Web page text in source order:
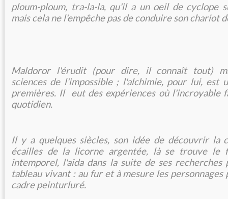
ploum-ploum, tra-la-la, qu'il a un oeil de cyclope
mais cela ne l'empêche pas de conduire son chariot
Maldoror l'érudit (pour dire, il connaît tout)
sciences de l'impossible ; l'alchimie, pour lui, est
premières. Il eut des expériences où l'incroyable
quotidien.
Il y a quelques siècles, son idée de découvrir la
écailles de la licorne argentée, là se trouve le
intemporel, l'aida dans la suite de ses
tableau vivant : au fur et à mesure les personnages
cadre peinturluré.